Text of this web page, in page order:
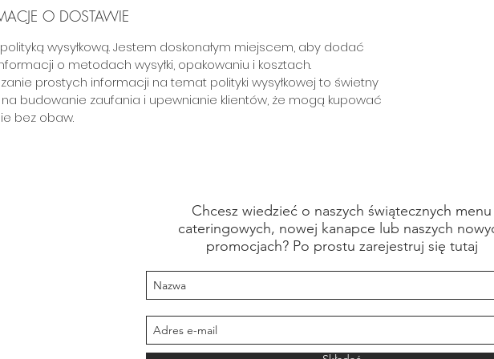
O DOSTAWIE
wysyłkową. Jestem doskonałym miejscem, aby dodać
o metodach wysyłki, opakowaniu i kosztach.
prostych informacji na temat polityki wysyłkowej to świetny
budowanie zaufania i upewnianie klientów, że mogą kupować
bez obaw.
Chcesz wiedzieć o naszych świątecznych menu
cateringowych, nowej kanapce lub naszych
promocjach? Po prostu zarejestruj się tutaj